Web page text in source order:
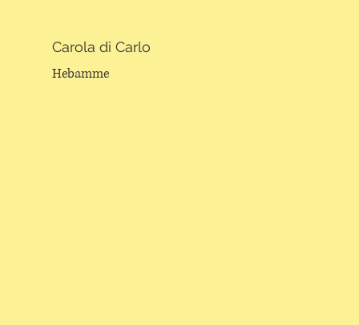
Carola di Carlo
Hebamme